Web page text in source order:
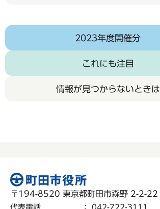
2023年度開催分
これにも注目
情報が見つからないときは
〒194-8520 東京都町田市森野 2-2-22
代表電話 ： 042-722-3111